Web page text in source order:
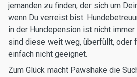
jemanden zu finden, der sich um
wenn Du verreist bist.
in der Hundepension ist nicht immer
sind diese weit weg, überfüllt, oder
einfach nicht geeignet.
Zum Glück macht Pawshake die